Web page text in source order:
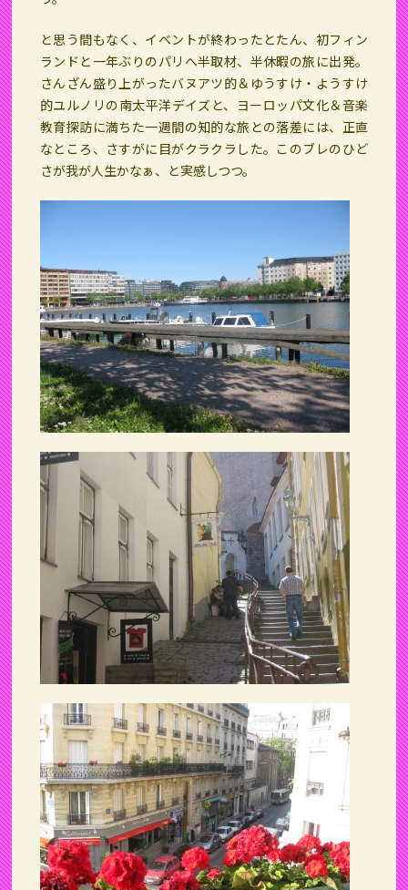
と思う間もなく、イベントが終わったとたん、初フィン
ランドと一年ぶりのパリへ半取材、半休暇の旅に出発。
さんざん盛り上がったバヌアツ的＆ゆうすけ・ようすけ
的ユルノリの南太平洋デイズと、ヨーロッパ文化＆音楽
教育探訪に満ちた一週間の知的な旅との落差には、正直
なところ、さすがに目がクラクラした。このブレのひど
さが我が人生かなぁ、と実感しつつ。